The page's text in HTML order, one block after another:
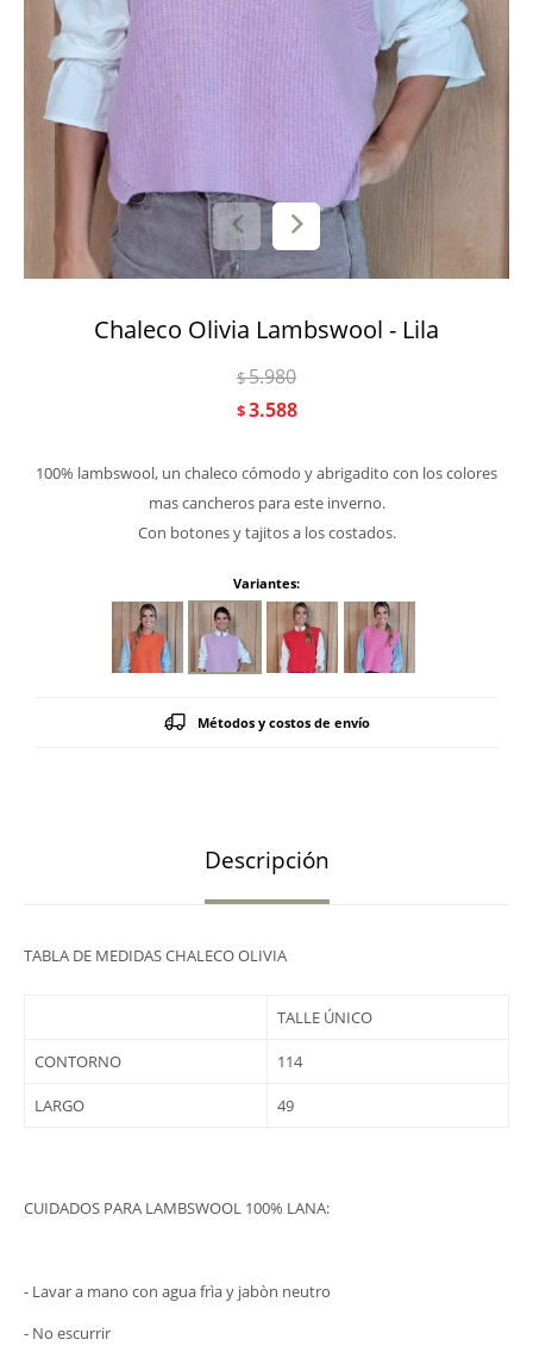
Chaleco Olivia Lambswool - Lila
$3.588
$5.980
100% lambswool, un chaleco cómodo y abrigadito con los colores
mas cancheros para este inverno.
Con botones y tajitos a los costados.
Variantes:
Métodos y costos de envío
Descripción
TABLA DE MEDIDAS CHALECO OLIVIA
TALLE ÚNICO
CONTORNO 114
LARGO 49
CUIDADOS PARA LAMBSWOOL 100% LANA:
- Lavar a mano con agua frìa y jabòn neutro
- No escurrir